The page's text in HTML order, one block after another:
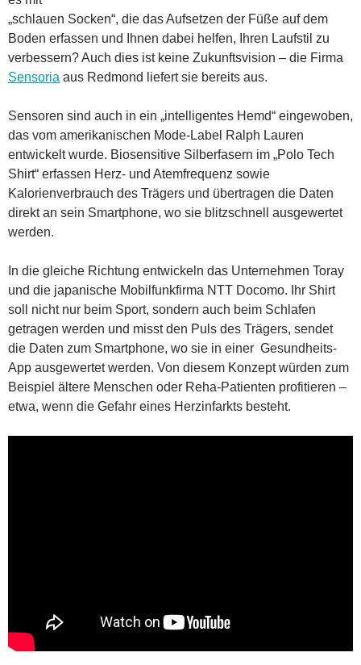
„schlauen Socken“, die das Aufsetzen der Füße auf dem
Boden erfassen und Ihnen dabei helfen, Ihren Laufstil zu
verbessern? Auch dies ist keine Zukunftsvision – die Firma
Sensoria aus Redmond liefert sie bereits aus.
Sensoren sind auch in ein „intelligentes Hemd“ eingewoben,
das vom amerikanischen Mode-Label Ralph Lauren
entwickelt wurde. Biosensitive Silberfasern im „Polo Tech
Shirt“ erfassen Herz- und Atemfrequenz sowie
Kalorienverbrauch des Trägers und übertragen die Daten
direkt an sein Smartphone, wo sie blitzschnell ausgewertet
werden.
In die gleiche Richtung entwickeln das Unternehmen Toray
und die japanische Mobilfunkfirma NTT Docomo. Ihr Shirt
soll nicht nur beim Sport, sondern auch beim Schlafen
getragen werden und misst den Puls des Trägers, sendet
die Daten zum Smartphone, wo sie in einer Gesundheits-
App ausgewertet werden. Von diesem Konzept würden zum
Beispiel ältere Menschen oder Reha-Patienten profitieren –
etwa, wenn die Gefahr eines Herzinfarkts besteht.